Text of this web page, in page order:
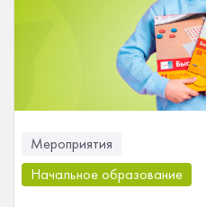
Мероприятия
Начальное образование